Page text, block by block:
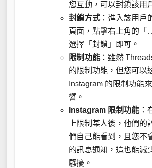
您互動，可以封鎖該用
封鎖方式 ：進入該用戶
頁面，點擊右上角的「
選擇「封鎖」即可。
限制功能 ：雖然
的限制功能，但您可以
Instagram 的限制功能
響。
Instagram 限制功能 ：
上限制某人後，他們的
們自己能看到，且您不
的訊息通知，這也能減
騷擾。